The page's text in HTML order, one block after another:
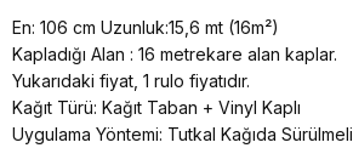
En: 106 cm Uzunluk:15,6 mt (16m²)
Kapladığı Alan : 16 metrekare alan kaplar.
Yukarıdaki fiyat, 1 rulo fiyatıdır.
Kağıt Türü: Kağıt Taban + Vinyl Kaplı
Uygulama Yöntemi: Tutkal Kağıda Sürülmeli